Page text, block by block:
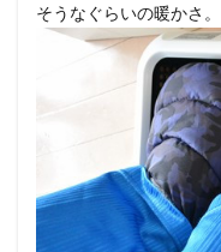
そうなぐらいの暖かさ。